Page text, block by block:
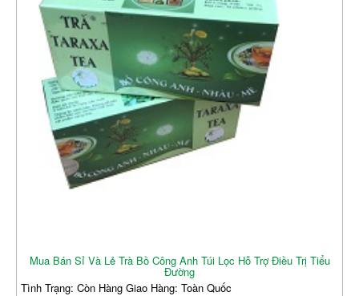
Mua Bán Sỉ Và Lẻ Trà Bồ Công Anh Túi Lọc Hỗ Trợ Điều Trị Tiểu
Đường
Tình Trạng: Còn Hàng Giao Hàng: Toàn Quốc